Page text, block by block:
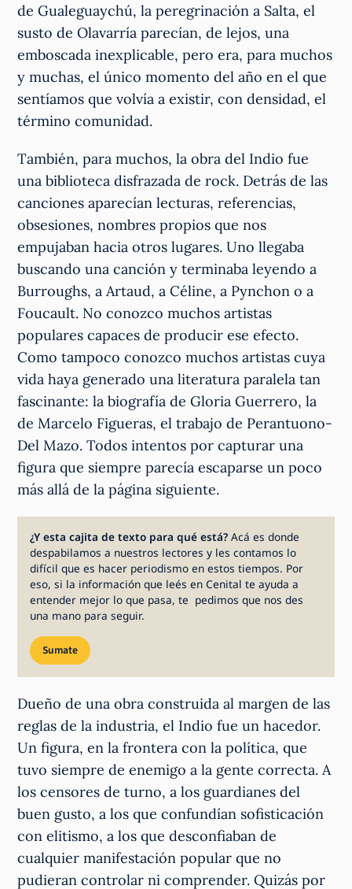
de Gualeguaychú, la peregrinación a Salta, el
susto de Olavarría parecían, de lejos, una
emboscada inexplicable, pero era, para muchos
y muchas, el único momento del año en el que
sentíamos que volvía a existir, con densidad, el
término comunidad.
También, para muchos, la obra del Indio fue
una biblioteca disfrazada de rock. Detrás de las
canciones aparecían lecturas, referencias,
obsesiones, nombres propios que nos
empujaban hacia otros lugares. Uno llegaba
buscando una canción y terminaba leyendo a
Burroughs, a Artaud, a Céline, a Pynchon o a
Foucault. No conozco muchos artistas
populares capaces de producir ese efecto.
Como tampoco conozco muchos artistas cuya
vida haya generado una literatura paralela tan
fascinante: la biografía de Gloria Guerrero, la
de Marcelo Figueras, el trabajo de Perantuono-
Del Mazo. Todos intentos por capturar una
figura que siempre parecía escaparse un poco
más allá de la página siguiente.
¿Y esta cajita de texto para qué está?Acá es donde
despabilamos a nuestros lectores y les contamos lo
difícil que es hacer periodismo en estos tiempos. Por
eso, si la información que leés en Cenital te ayuda a
entender mejor lo que pasa, te pedimos que nos des
una mano para seguir.
Sumate
Dueño de una obra construida al margen de las
reglas de la industria, el Indio fue un hacedor.
Un figura, en la frontera con la política, que
tuvo siempre de enemigo a la gente correcta. A
los censores de turno, a los guardianes del
buen gusto, a los que confundían sofisticación
con elitismo, a los que desconfiaban de
cualquier manifestación popular que no
pudieran controlar ni comprender. Quizás por